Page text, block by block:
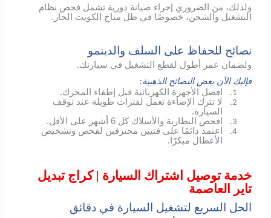
ولذلك، من الضروري إجراء صيانة دورية تشمل فحص نظام
التشغيل والشحن، خصوصًا في ظل مناخ الكويت الحار.
نصائح للحفاظ على السلف والدينمو
ولضمان عمر أطول لقطع التشغيل في سيارتك.
فإليك الآن بعض النصائح الذهبية:
1. افصل الأجهزة الكهربائية قبل إطفاء المحرك.
2.
لا تترك الإضاءة تعمل لفترات طويلة عند توقف
السيارة.
3. افحص البطارية والأسلاك كل 6 أشهر على الأقل.
4.
اعتمد دائمًا على فنيين محترفين لفحص وتشخيص
الأعطال مبكرًا.
خدمة توصيل اشتراك السيارة | كراج تبديل
تاير العاصمة
الحل السريع لتشغيل السيارة في دقائق